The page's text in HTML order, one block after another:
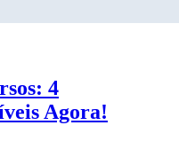
4
Agora!